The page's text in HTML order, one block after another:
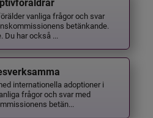
vanliga frågor och svar
betänkande.
Du har också ...
internationella adoptioner i
frågor och svar med
betän...